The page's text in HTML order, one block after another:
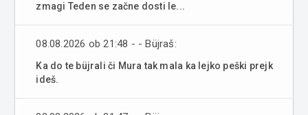
zmagi Teden se začne dosti le...
08.08.2026 ob 21:48 - - Büjraš:
Ka do te büjrali či Mura tak mala ka lejko peški prejk
ideš.